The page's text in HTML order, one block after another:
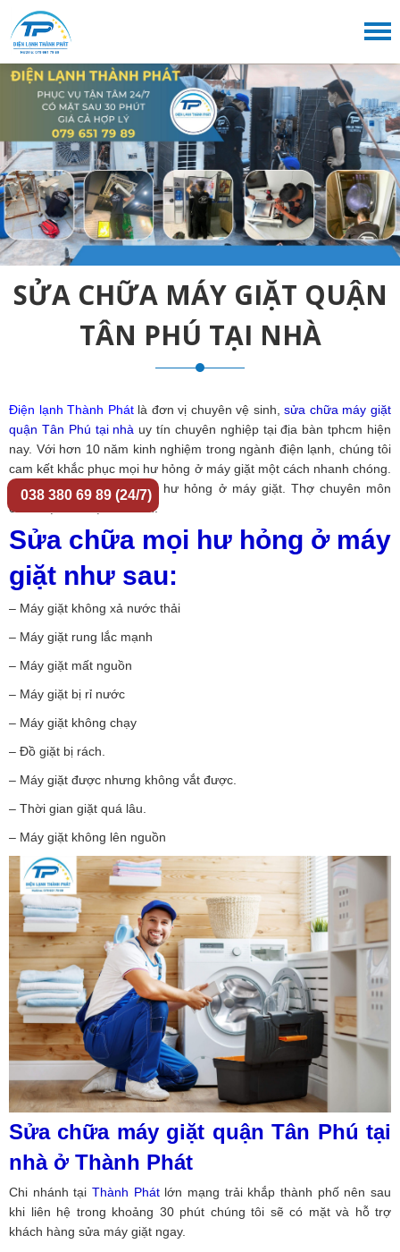
SỬA CHỮA MÁY GIẶT QUẬN
TÂN PHÚ TẠI NHÀ
Điện lạnh Thành Phátlà đơn vị chuyên vệ sinh,sửa chữa máy giặt
quận Tân Phú tại nhà uy tín chuyên nghiệp tại địa bàn tphcm hiện
nay. Với hơn 10 năm kinh nghiệm trong ngành điện lạnh, chúng tôi
cam kết khắc phục mọi hư hỏng ở máy giặt một cách nhanh chóng.
Khắc phục mọi tình trạng hư hỏng ở máy giặt. Thợ chuyên môn
cao được đào tạo bài bản.
Sửa chữa mọi hư hỏng ở máy
giặt như sau:
– Máy giặt không xả nước thải
– Máy giặt rung lắc mạnh
– Máy giặt mất nguồn
– Máy giặt bị rỉ nước
– Máy giặt không chạy
– Đồ giặt bị rách.
– Máy giặt được nhưng không vắt được.
– Thời gian giặt quá lâu.
– Máy giặt không lên nguồn
Sửa chữa máy giặt quận Tân Phú tại
nhà ở Thành Phát
Chi nhánh tại Thành Phátlớn mạng trải khắp thành phố nên sau
khi liên hệ trong khoảng 30 phút chúng tôi sẽ có mặt và hỗ trợ
khách hàng sửa máy giặt ngay.
038 380 69 89 (24/7)